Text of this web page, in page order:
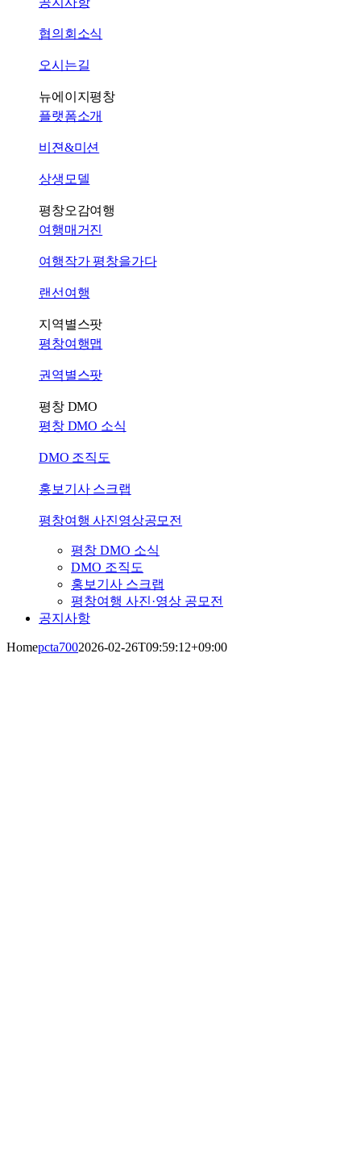
협의회소식
오시는길
뉴에이지평창
플랫폼소개
비젼&미션
상생모델
평창오감여행
여행매거진
여행작가 평창을가다
랜선여행
지역별스팟
평창여행맵
권역별스팟
평창 DMO
평창 DMO 소식
DMO 조직도
홍보기사 스크랩
평창여행 사진영상공모전
평창 DMO 소식
DMO 조직도
홍보기사 스크랩
평창여행 사진·영상 공모전
공지사항
Homepcta7002026-02-26T09:59:12+09:00